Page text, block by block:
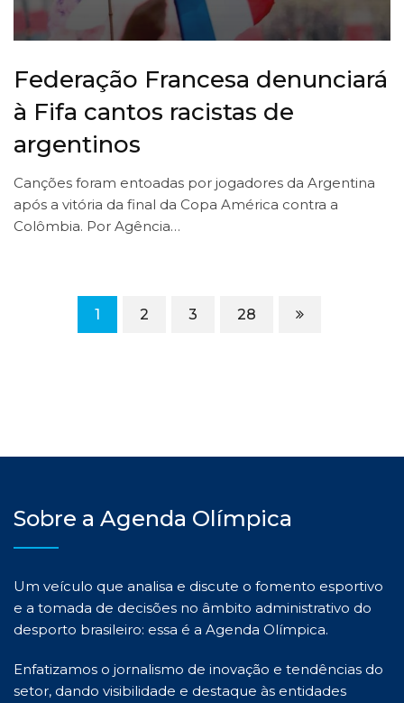
Federação Francesa denunciará
à Fifa cantos racistas de
argentinos
Canções foram entoadas por jogadores da Argentina
após a vitória da final da Copa América contra a
Colômbia. Por Agência…
1 2 3 28
Sobre a Agenda Olímpica
Um veículo que analisa e discute o fomento esportivo
e a tomada de decisões no âmbito administrativo do
desporto brasileiro: essa é a Agenda Olímpica.
Enfatizamos o jornalismo de inovação e tendências do
setor, dando visibilidade e destaque às entidades